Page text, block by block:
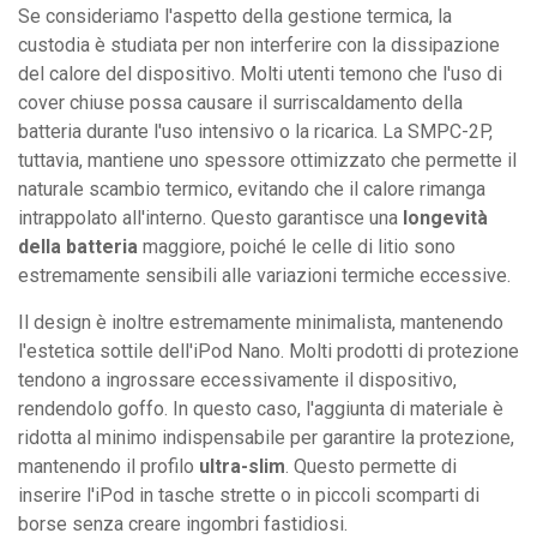
Se consideriamo l'aspetto della gestione termica, la
custodia è studiata per non interferire con la dissipazione
del calore del dispositivo. Molti utenti temono che l'uso di
cover chiuse possa causare il surriscaldamento della
batteria durante l'uso intensivo o la ricarica. La SMPC-2P,
tuttavia, mantiene uno spessore ottimizzato che permette il
naturale scambio termico, evitando che il calore rimanga
intrappolato all'interno. Questo garantisce una longevità
della batteria maggiore, poiché le celle di litio sono
estremamente sensibili alle variazioni termiche eccessive.
Il design è inoltre estremamente minimalista, mantenendo
l'estetica sottile dell'iPod Nano. Molti prodotti di protezione
tendono a ingrossare eccessivamente il dispositivo,
rendendolo goffo. In questo caso, l'aggiunta di materiale è
ridotta al minimo indispensabile per garantire la protezione,
mantenendo il profilo ultra-slim . Questo permette di
inserire l'iPod in tasche strette o in piccoli scomparti di
borse senza creare ingombri fastidiosi.